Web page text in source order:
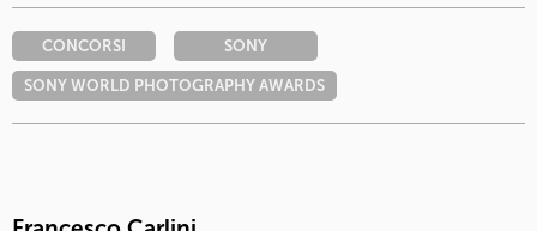
CONCORSI SONY
SONY WORLD PHOTOGRAPHY AWARDS